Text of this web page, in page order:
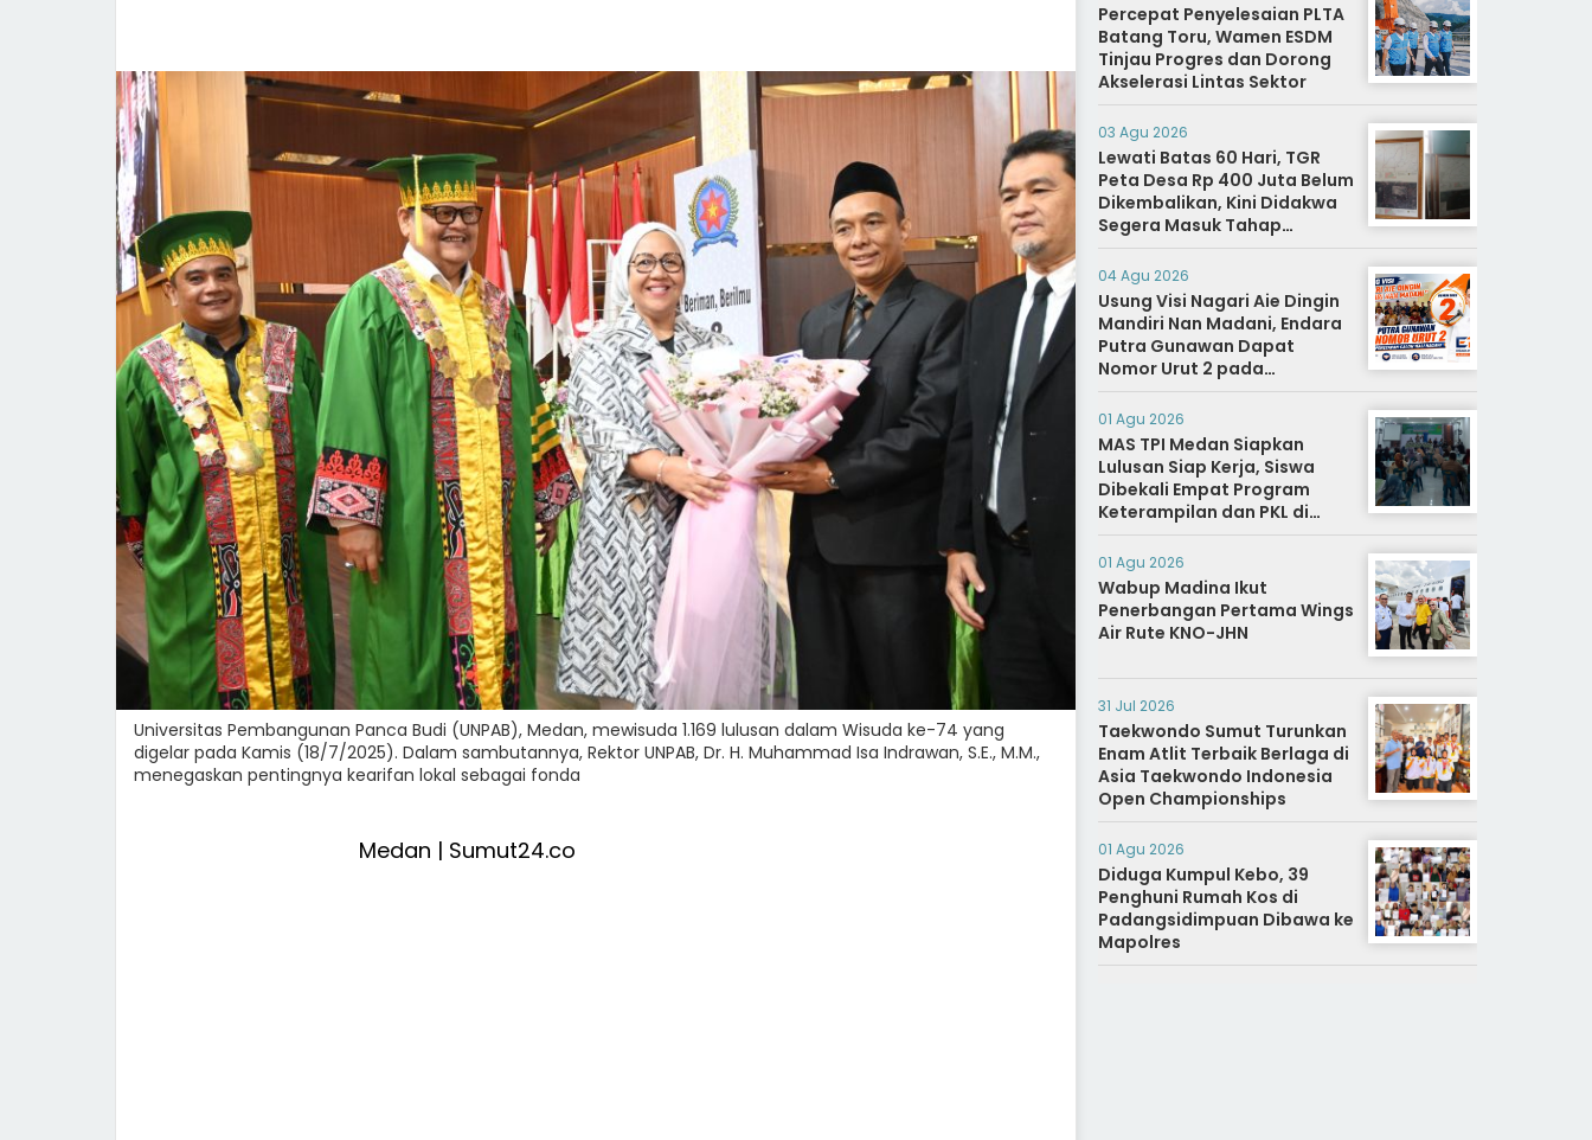
Universitas Pembangunan Panca Budi (UNPAB), Medan, mewisuda 1.169 lulusan dalam Wisuda ke-74 yang
digelar pada Kamis (18/7/2025). Dalam sambutannya, Rektor UNPAB, Dr. H. Muhammad Isa Indrawan, S.E., M.M.,
menegaskan pentingnya kearifan lokal sebagai fonda
Medan | Sumut24.co
Percepat Penyelesaian PLTA
Batang Toru, Wamen ESDM
Tinjau Progres dan Dorong
Akselerasi Lintas Sektor
03 Agu 2026
Lewati Batas 60 Hari, TGR
Peta Desa Rp 400 Juta Belum
Dikembalikan, Kini Didakwa
Segera Masuk Tahap
Penyidikan
04 Agu 2026
Usung Visi Nagari Aie Dingin
Mandiri Nan Madani, Endara
Putra Gunawan Dapat
Nomor Urut 2 pada
Penetapan Calon Wali
Nagari.
01 Agu 2026
MAS TPI Medan Siapkan
Lulusan Siap Kerja, Siswa
Dibekali Empat Program
Keterampilan dan PKL di
Dunia Industri
01 Agu 2026
Wabup Madina Ikut
Penerbangan Pertama Wings
Air Rute KNO-JHN
31 Jul 2026
Taekwondo Sumut Turunkan
Enam Atlit Terbaik Berlaga di
Asia Taekwondo Indonesia
Open Championships
01 Agu 2026
Diduga Kumpul Kebo, 39
Penghuni Rumah Kos di
Padangsidimpuan Dibawa ke
Mapolres